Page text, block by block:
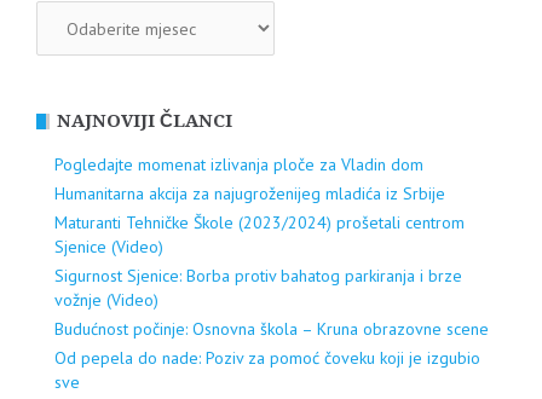
NAJNOVIJI ČLANCI
Pogledajte momenat izlivanja ploče za Vladin dom
Humanitarna akcija za najugroženijeg mladića iz Srbije
Maturanti Tehničke Škole (2023/2024) prošetali centrom
Sjenice (Video)
Sigurnost Sjenice: Borba protiv bahatog parkiranja i brze
vožnje (Video)
Budućnost počinje: Osnovna škola – Kruna obrazovne scene
Od pepela do nade: Poziv za pomoć čoveku koji je izgubio
sve